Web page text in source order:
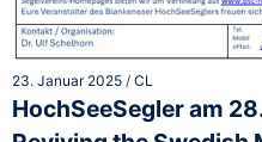
23. Januar 2025 / CL
HochSeeSegler am